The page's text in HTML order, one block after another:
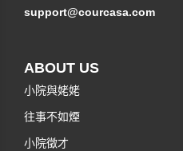
support@courcasa.com
ABOUT US
小院與姥姥
往事不如煙
小院徵才